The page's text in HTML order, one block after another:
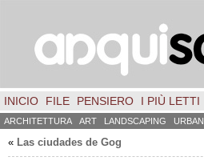
INICIO FILE PENSIERO I PIÙ LETTI
ARCHITETTURA ART LANDSCAPING URBAN
« Las ciudades de Gog